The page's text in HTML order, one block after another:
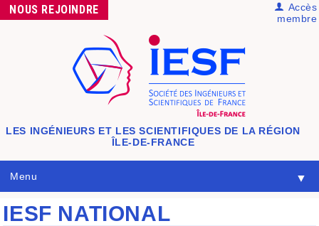
LES INGÉNIEURS ET LES SCIENTIFIQUES DE LA RÉGION
ÎLE-DE-FRANCE
Accès
membre
NOUS REJOINDRE
Menu ▼
IESF NATIONAL